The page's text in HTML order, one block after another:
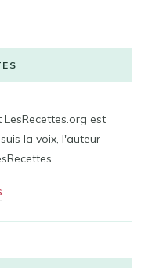
est
la voix, l'auteur